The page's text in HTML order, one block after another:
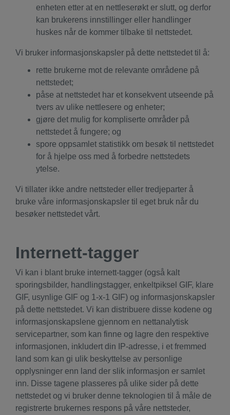
enheten etter at en nettleserøkt er slutt, og derfor
kan brukerens innstillinger eller handlinger
huskes når de kommer tilbake til nettstedet.
Vi bruker informasjonskapsler på dette nettstedet til å:
rette brukerne mot de relevante områdene på
nettstedet;
påse at nettstedet har et konsekvent utseende på
tvers av ulike nettlesere og enheter;
gjøre det mulig for kompliserte områder på
nettstedet å fungere; og
spore oppsamlet statistikk om besøk til nettstedet
for å hjelpe oss med å forbedre nettstedets
ytelse.
Vi tillater ikke andre nettsteder eller tredjeparter å
bruke våre informasjonskapsler til eget bruk når du
besøker nettstedet vårt.
Internett-tagger
Vi kan i blant bruke internett-tagger (også kalt
sporingsbilder, handlingstagger, enkeltpiksel GIF, klare
GIF, usynlige GIF og 1-x-1 GIF) og informasjonskapsler
på dette nettstedet. Vi kan distribuere disse kodene og
informasjonskapslene gjennom en nettanalytisk
servicepartner, som kan finne og lagre den respektive
informasjonen, inkludert din IP-adresse, i et fremmed
land som kan gi ulik beskyttelse av personlige
opplysninger enn land der slik informasjon er samlet
inn. Disse tagene plasseres på ulike sider på dette
nettstedet og vi bruker denne teknologien til å måle de
registrerte brukernes respons på våre nettsteder,